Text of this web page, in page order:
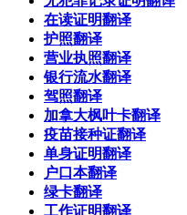
在读证明翻译
护照翻译
营业执照翻译
银行流水翻译
驾照翻译
加拿大枫叶卡翻译
疫苗接种证翻译
单身证明翻译
户口本翻译
绿卡翻译
工作证明翻译